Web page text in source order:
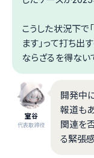
こうした状況下で
ます」って打ち出
ならざるを得ない
室谷
代表取締役
開発中
報道も
関連を
る緊張